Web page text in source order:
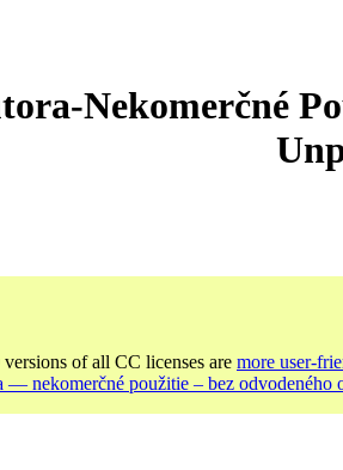
Nekomerčné
of all CC licenses are more user-
— nekomerčné použitie – bez odvodeného